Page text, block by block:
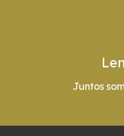
Juntos